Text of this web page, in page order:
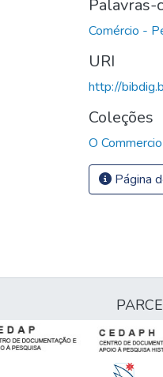
Palavras-
Comércio -
URI
http://
Coleções
O
Página